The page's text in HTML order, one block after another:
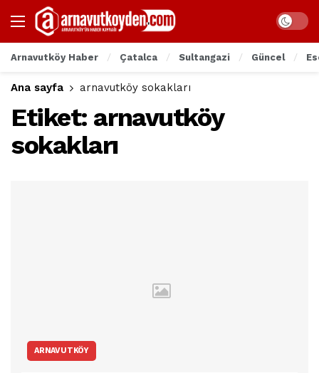
Arnavutköy Haber Çatalca Sultangazi Güncel
Ana sayfa arnavutköy sokakları
Etiket: arnavutköy
sokakları
ARNAVUTKÖY